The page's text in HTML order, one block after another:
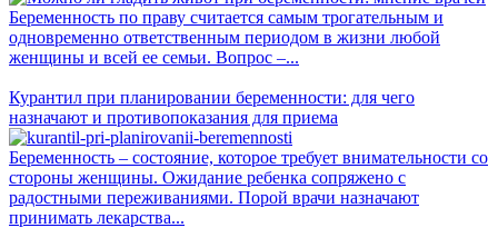
Беременность по праву считается самым трогательным и
одновременно ответственным периодом в жизни любой
женщины и всей ее семьи. Вопрос –...
Курантил при планировании беременности: для чего
назначают и противопоказания для приема
Беременность – состояние, которое требует внимательности со
стороны женщины. Ожидание ребенка сопряжено с
радостными переживаниями. Порой врачи назначают
принимать лекарства...